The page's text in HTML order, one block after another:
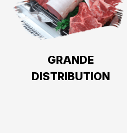
GRANDE
DISTRIBUTION